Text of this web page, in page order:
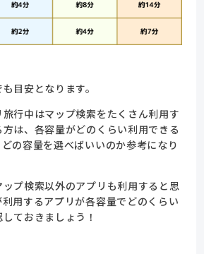
目安となります。
行中はマップ検索をたくさん利用す
は、各容量がどのくらい利用できる
の容量を選べばいいのか参考になり
プ検索以外のアプリも利用すると思
用するアプリが各容量でどのくらい
ておきましょう！